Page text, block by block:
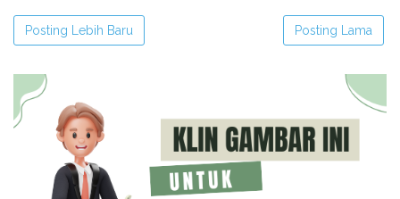
Posting Lebih Baru Posting Lama